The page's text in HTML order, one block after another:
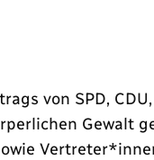
von SPD,